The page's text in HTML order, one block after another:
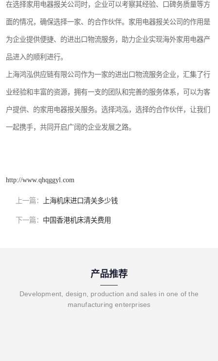
在选择家用电器报关公司时，企业可以考察其经验、口碑务质量等方
面的情况，确保选择一家、的合作伙伴。家用电器报关公司的作用是
为企业提供便捷、的进出口物流服务，助力企业实现海外家用电器产
品进入的顺利进行。
上海鸿泓供应链有限公司作为一家的进出口物流服务企业，汇集了行
业经验和丰富的资源，拥有一支的团队和完善的服务体系，可以为客
户提供、的家用电器报关服务。选择鸿泓，选择的合作伙伴，让我们
一起携手，共同开启广阔的企业发展之路。
http://www.qhqggyl.com
上一篇： 上海机床进口清关多少钱
下一篇： 中国香港机床清关费用
产品推荐
Development, design, production and sales in one of the
manufacturing enterprises